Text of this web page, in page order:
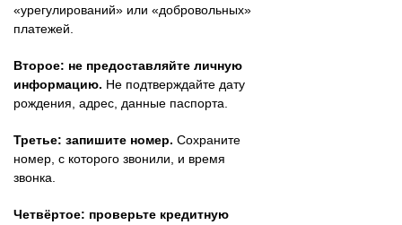
«урегулирований» или «добровольных»
платежей.
Второе: не предоставляйте личную
информацию. Не подтверждайте дату
рождения, адрес, данные паспорта.
Третье: запишите номер. Сохраните
номер, с которого звонили, и время
звонка.
Четвёртое: проверьте кредитную